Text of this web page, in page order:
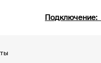
Подключение: